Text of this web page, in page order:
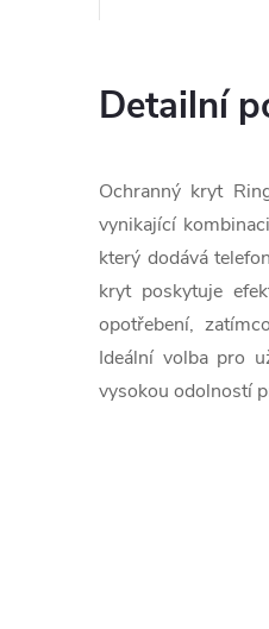
Detailní
Ochranný kryt
vynikající
který dodává
kryt poskytuje
opotřebení,
Ideální volba pro
vysokou odolností